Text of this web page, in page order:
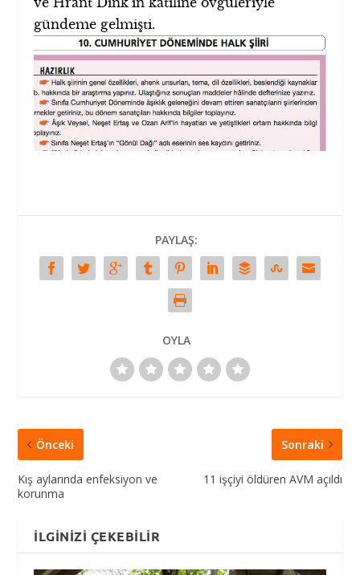
gündeme gelmişti.
PAYLAŞ:
OYLA
Önceki
Kış aylarında enfeksiyon ve
korunma
Sonraki
11 işçiyi öldüren AVM açıldı
İLGINIZI ÇEKEBILIR